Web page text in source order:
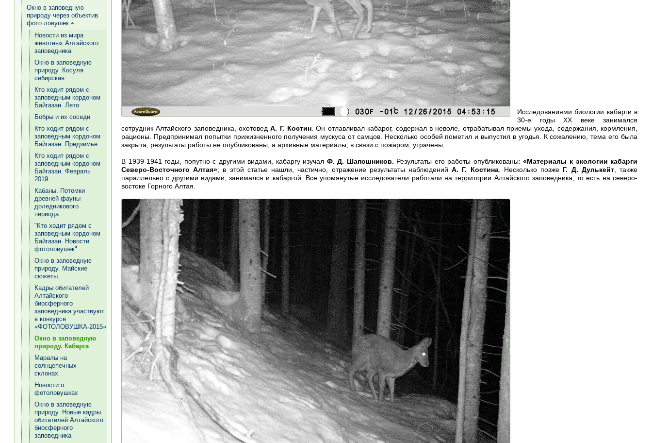
Исследованиями биологии кабарги в
30-е годы XX веке занимался
сотрудник Алтайского заповедника, охотоведА. Г. Костин . Он отлавливал кабарог, содержал в неволе, отрабатывал приемы ухода, содержания, кормления,
рационы. Предпринимал попытки прижизненного получения мускуса от самцов. Несколько особей пометил и выпустил в угодья. К сожалению, тема его была
закрыта, результаты работы не опубликованы, а архивные материалы, в связи с пожаром, утрачены.
В 1939-1941 годы, попутно с другими видами, кабаргу изучал Ф. Д. Шапошников. Результаты его работы опубликованы:«Материалы к экологии кабарги
Северо-Восточного Алтая»; в этой статье нашли, частично, отражение результаты наблюденийА. Г. Костина. Несколько позже Г. Д. Дулькейт, также
параллельно с другими видами, занимался и кабаргой. Все упомянутые исследователи работали на территории Алтайского заповедника, то есть на северо-
востоке Горного Алтая.
Окно в заповедную
природу через объектив
фото ловушек [+]
Новости из мира
животных Алтайского
заповедника
Окно в заповедную
природу. Косуля
сибирская
Кто ходит рядом с
заповедным кордоном
Байгазан. Лето
Бобры и их соседи
Кто ходит рядом с
заповедным кордоном
Байгазан. Предзимье
Кто ходит рядом с
заповедным кордоном
Байгазан. Февраль
2019
Кабаны. Потомки
древней фауны
доледникового
периода.
"Кто ходит рядом с
заповедным кордоном
Байгазан. Новости
фотоловушек"
Окно в заповедную
природу. Майские
сюжеты.
Кадры обитателей
Алтайского
биосферного
заповедника участвуют
в конкурсе
«ФОТОЛОВУШКА-2015»
Окно в заповедную
природу. Кабарга
Маралы на
солнцепечных
склонах
Новости о
фотоловушках
Окно в заповедную
природу. Новые кадры
обитателей Алтайского
биосферного
заповедника